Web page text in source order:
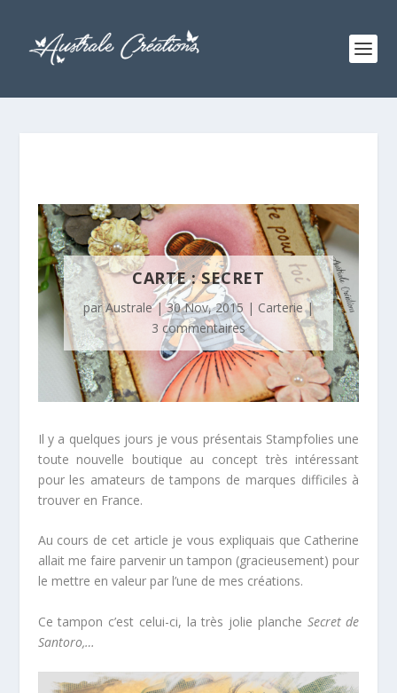
CARTE : SECRET
parAustrale|30 Nov, 2015 | Carterie|
3 commentaires
Il y a quelques jours je vous présentais Stampfolies une
toute nouvelle boutique au concept très intéressant
pour les amateurs de tampons de marques difficiles à
trouver en France.
Au cours de cet article je vous expliquais que Catherine
allait me faire parvenir un tampon (gracieusement) pour
le mettre en valeur par l’une de mes créations.
Ce tampon c’est celui-ci, la très jolie planche Secret de
Santoro,…